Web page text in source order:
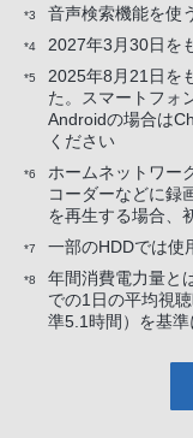
*3 音声検索機能を使
*4 2027年3月30日を
*5
2025年8月21日を
た。スマートフォ
Androidの場合は
ください
*6
ホームネットワー
コーダーなどに録
を再生する場合、
*7 一部のHDDでは使
*8
年間消費電力量と
での1日の平均視
準5.1時間）を基